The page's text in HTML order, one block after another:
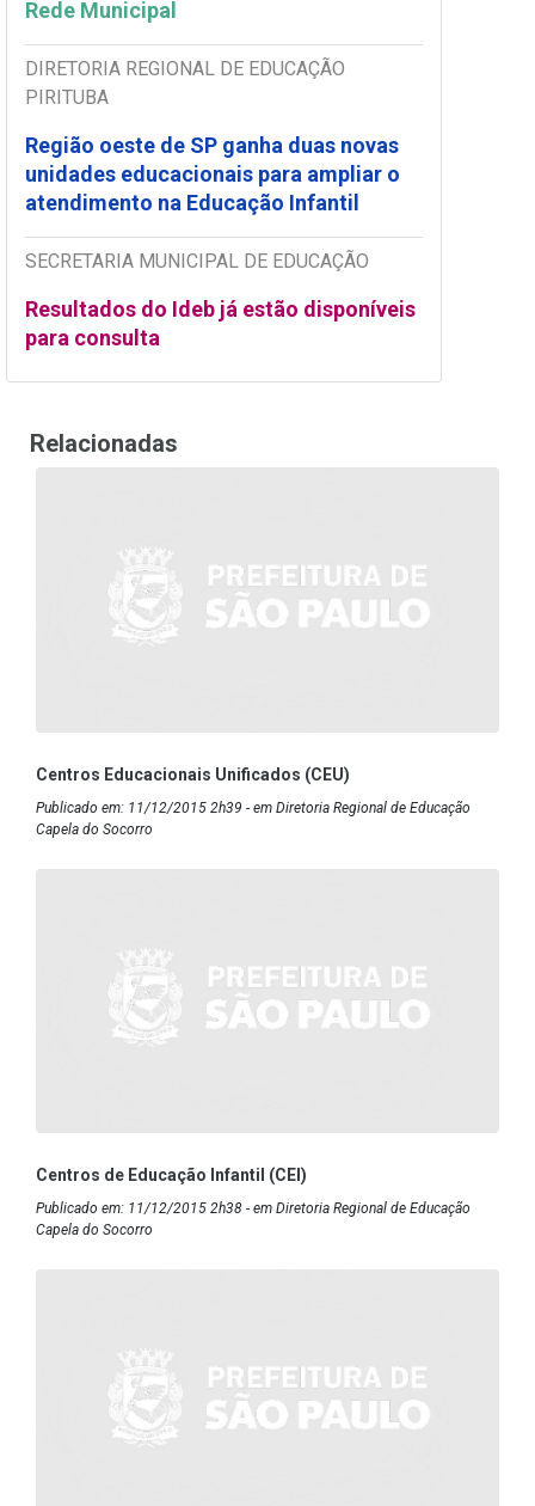
Rede Municipal
DIRETORIA REGIONAL DE EDUCAÇÃO
PIRITUBA
Região oeste de SP ganha duas novas
unidades educacionais para ampliar o
atendimento na Educação Infantil
SECRETARIA MUNICIPAL DE EDUCAÇÃO
Resultados do Ideb já estão disponíveis
para consulta
Relacionadas
Centros Educacionais Unificados (CEU)
Publicado em: 11/12/2015 2h39 - em Diretoria Regional de Educação
Capela do Socorro
Centros de Educação Infantil (CEI)
Publicado em: 11/12/2015 2h38 - em Diretoria Regional de Educação
Capela do Socorro